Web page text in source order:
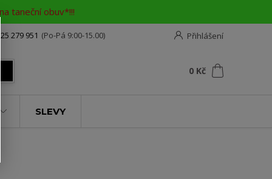
taneční obuv*!!!
Přihlášení
725 279 951 (Po-Pá 9:00-15.00)
0 Kč
SLEVY